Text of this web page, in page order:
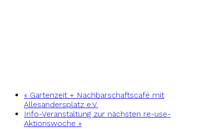
« Gartenzeit + Nachbarschaftscafé mit
Allesandersplatz e.V.
Info-Veranstaltung zur nächsten re-use-
Aktionswoche »